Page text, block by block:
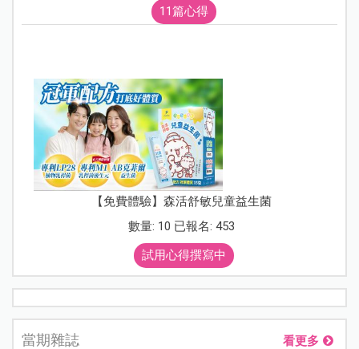
11篇心得
【免費體驗】森活舒敏兒童益生菌
數量: 10 已報名: 453
試用心得撰寫中
當期雜誌 看更多